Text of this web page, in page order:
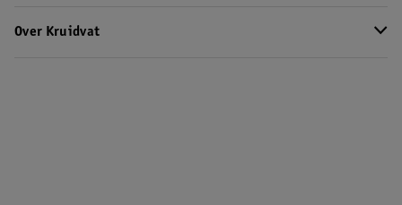
Over Kruidvat